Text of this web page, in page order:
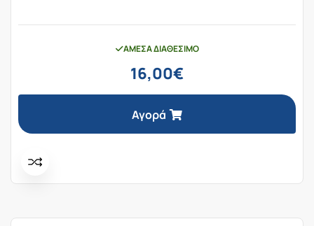
ΆΜΕΣΑ ΔΙΑΘΈΣΙΜΟ
16,00€
Αγορά